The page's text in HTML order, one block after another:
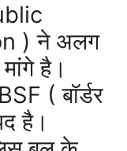
) ने अलग
है।
( बॉर्डर
है।